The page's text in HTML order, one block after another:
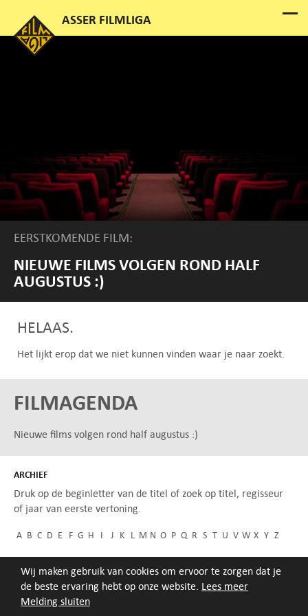
Melding sluiten
Wij maken gebruik van cookies om ervoor te zorgen dat je
de beste ervaring hebt op onze website. Lees meer
EERSTKOMENDE FILM:
NIEUWE FILMS VOLGEN ROND HALF
AUGUSTUS :)
HELAAS.
Het lijkt erop dat we niet kunnen vinden waar je naar zoekt.
FILMAGENDA
Nieuwe films volgen rond half augustus :)
ARCHIEF
Druk op de beginletter van de titel of zoek op titel, regisseur
of jaar van eerste vertoning.
A B C D E F G H I J K L M N O P Q R S T U V W X Y Z